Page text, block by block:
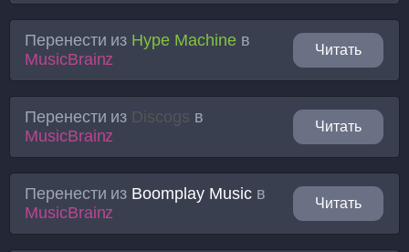
Перенести из Hype Machineв
MusicBrainz
Читать
Перенести из Discogs в
MusicBrainz
Читать
Перенести из Boomplay Musicв
MusicBrainz
Читать